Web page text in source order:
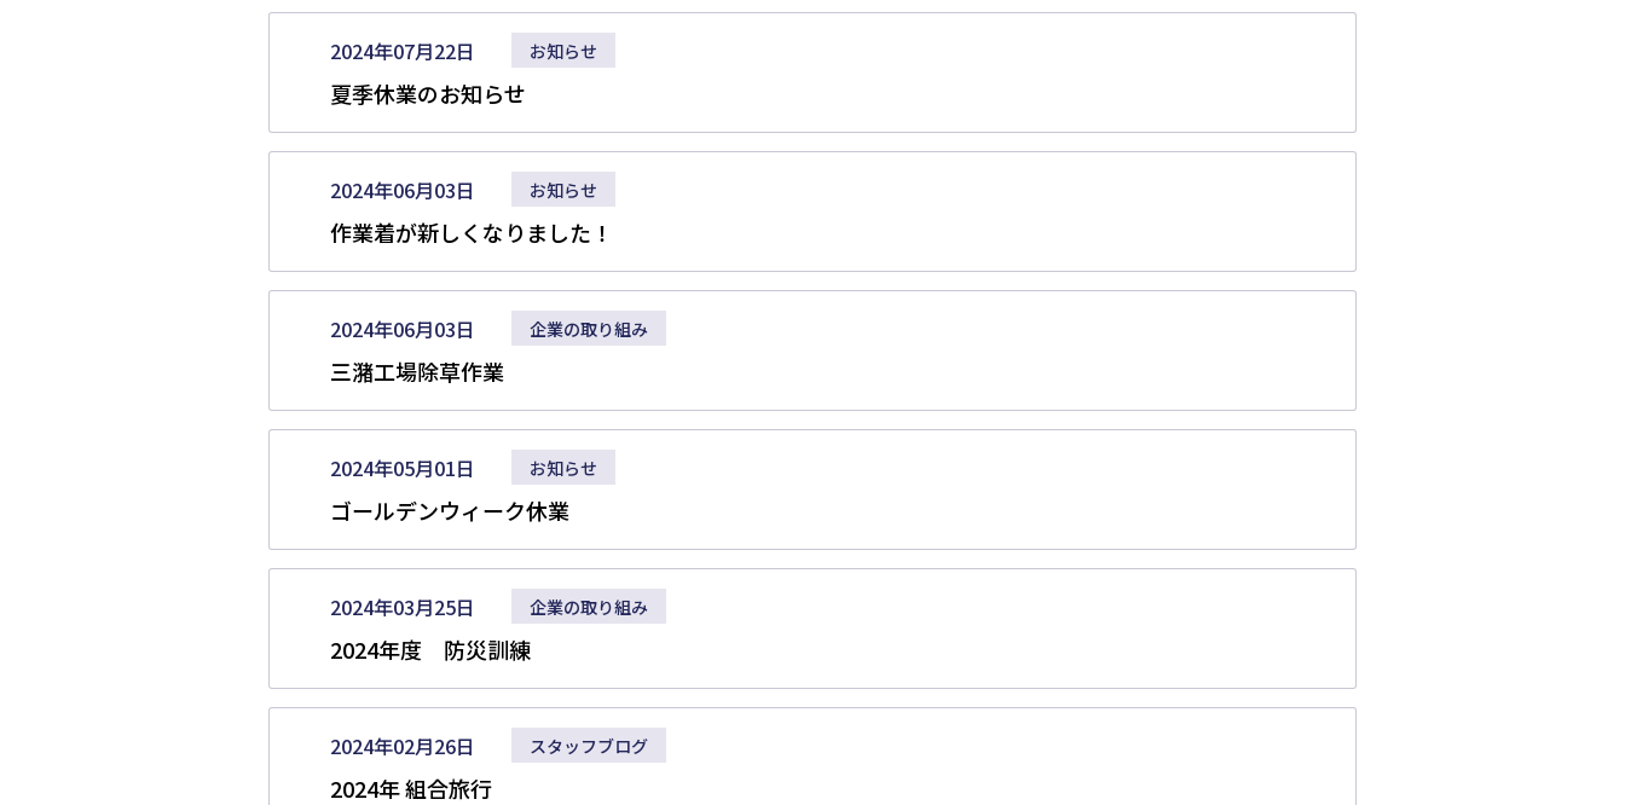
2024年07月22日 お知らせ
夏季休業のお知らせ
2024年06月03日 お知らせ
作業着が新しくなりました！
2024年06月03日 企業の取り組み
三潴工場除草作業
2024年05月01日 お知らせ
ゴールデンウィーク休業
2024年03月25日 企業の取り組み
2024年度 防災訓練
2024年02月26日 スタッフブログ
2024年 組合旅行